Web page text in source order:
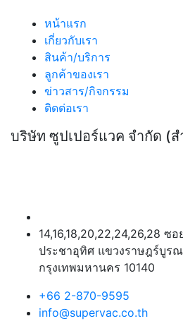
หน้าแรก
เกี่ยวกับเรา
สินค้า/บริการ
ลูกค้าของเรา
ข่าวสาร/กิจกรรม
ติดต่อเรา
บริษัท ซูปเปอร์แวค จำกัด (
14,16,18,20,22,24,26,28 ซ
ประชาอุทิศ แขวงราษฎร์บูร
กรุงเทพมหานคร 10140
+66 2-870-9595
info@supervac.co.th